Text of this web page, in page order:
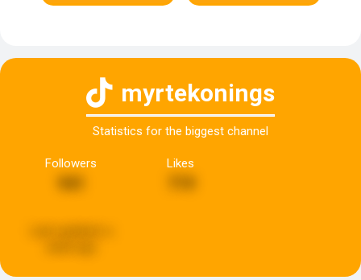
myrtekonings
Statistics for the biggest channel
Followers Likes